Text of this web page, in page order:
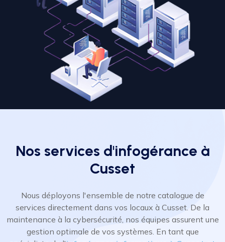
Nos services d'infogérance à
Cusset
Nous déployons l'ensemble de notre catalogue de
services directement dans vos locaux à Cusset. De la
maintenance à la cybersécurité, nos équipes assurent une
gestion optimale de vos systèmes. En tant que